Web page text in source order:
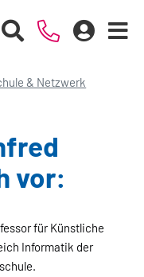
& Netzwerk
vor:
für Künstliche
Informatik der